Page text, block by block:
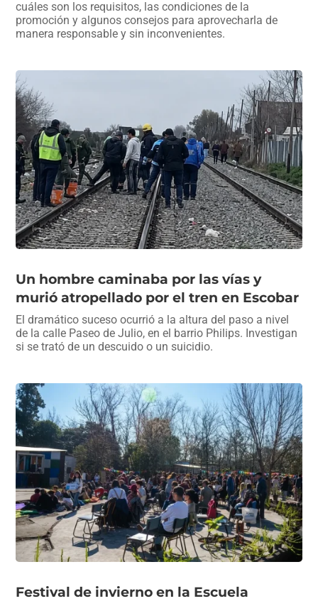
cuáles son los requisitos, las condiciones de la
promoción y algunos consejos para aprovecharla de
manera responsable y sin inconvenientes.
Un hombre caminaba por las vías y
murió atropellado por el tren en Escobar
El dramático suceso ocurrió a la altura del paso a nivel
de la calle Paseo de Julio, en el barrio Philips. Investigan
si se trató de un descuido o un suicidio.
Festival de invierno en la Escuela